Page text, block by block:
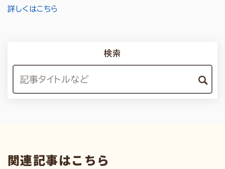
詳しくはこちら
検索
関連記事はこちら